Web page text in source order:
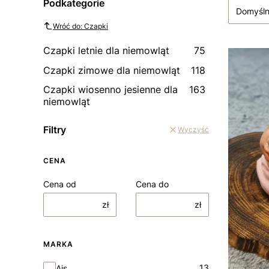
Podkategorie
Wróć do: Czapki
Czapki letnie dla niemowląt
75
Czapki zimowe dla niemowląt
118
Czapki wiosenno jesienne dla
niemowląt
163
Filtry Wyczyść
CENA
Cena od
zł
Cena do
zł
MARKA